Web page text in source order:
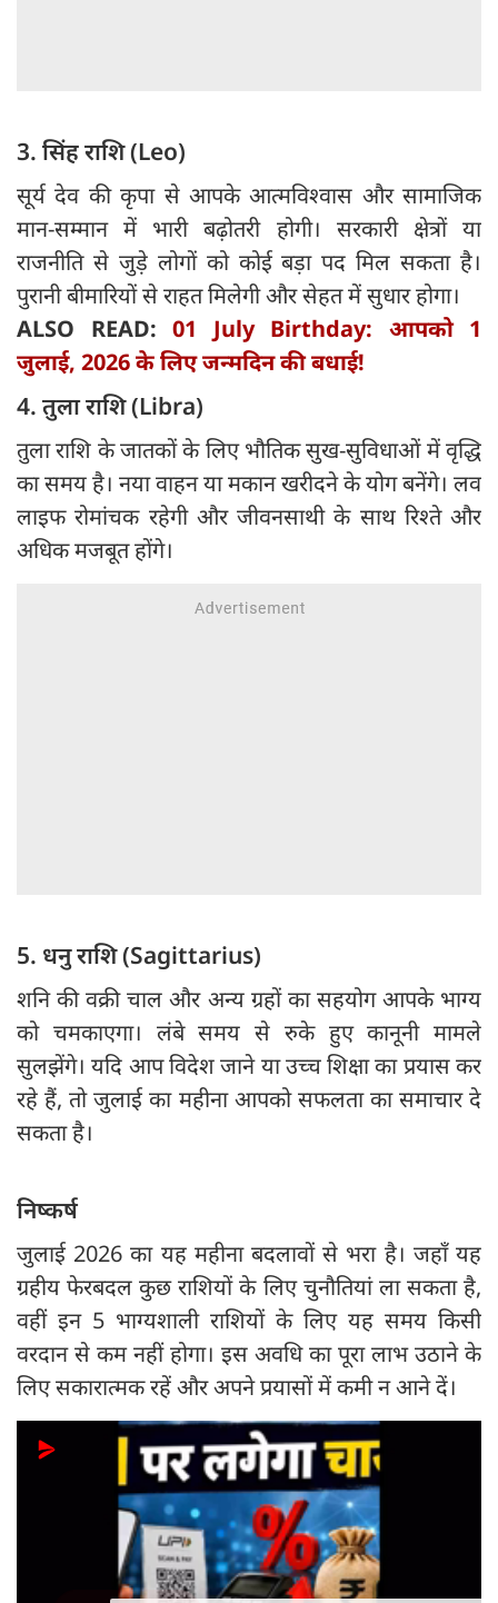
3. सिंह राशि (Leo)
सूर्य देव की कृपा से आपके आत्मविश्वास और सामाजिक
मान-सम्मान में भारी बढ़ोतरी होगी। सरकारी क्षेत्रों या
राजनीति से जुड़े लोगों को कोई बड़ा पद मिल सकता है।
पुरानी बीमारियों से राहत मिलेगी और सेहत में सुधार होगा।
ALSO READ: 01 July Birthday: आपको 1
जुलाई, 2026 के लिए जन्मदिन की बधाई!
4. तुला राशि (Libra)
तुला राशि के जातकों के लिए भौतिक सुख-सुविधाओं में वृद्धि
का समय है। नया वाहन या मकान खरीदने के योग बनेंगे। लव
लाइफ रोमांचक रहेगी और जीवनसाथी के साथ रिश्ते और
अधिक मजबूत होंगे।
5. धनु राशि (Sagittarius)
शनि की वक्री चाल और अन्य ग्रहों का सहयोग आपके भाग्य
को चमकाएगा। लंबे समय से रुके हुए कानूनी मामले
सुलझेंगे। यदि आप विदेश जाने या उच्च शिक्षा का प्रयास कर
रहे हैं, तो जुलाई का महीना आपको सफलता का समाचार दे
सकता है।
निष्कर्ष
जुलाई 2026 का यह महीना बदलावों से भरा है। जहाँ यह
ग्रहीय फेरबदल कुछ राशियों के लिए चुनौतियां ला सकता है,
वहीं इन 5 भाग्यशाली राशियों के लिए यह समय किसी
वरदान से कम नहीं होगा। इस अवधि का पूरा लाभ उठाने के
लिए सकारात्मक रहें और अपने प्रयासों में कमी न आने दें।